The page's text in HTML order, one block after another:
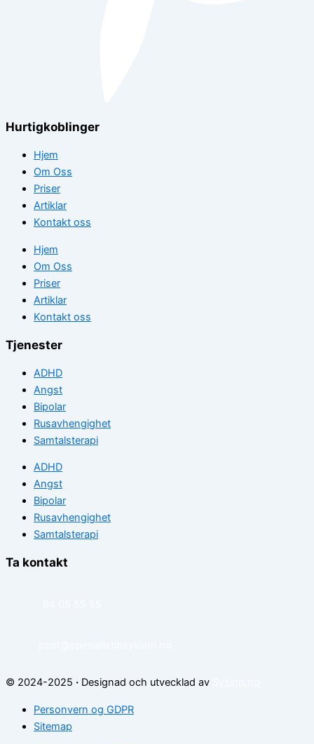
Hurtigkoblinger
Hjem
Om Oss
Priser
Artiklar
Kontakt oss
Hjem
Om Oss
Priser
Artiklar
Kontakt oss
Tjenester
ADHD
Angst
Bipolar
Rusavhengighet
Samtalsterapi
ADHD
Angst
Bipolar
Rusavhengighet
Samtalsterapi
Ta kontakt
© 2024-2025 · Designad och utvecklad av
Personvern og GDPR
Sitemap